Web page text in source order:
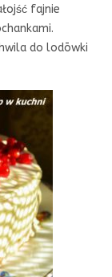
fajnie
do lodōwki